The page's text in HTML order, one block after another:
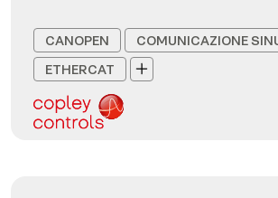
CANOPEN
COMUNICAZIONE
ETHERCAT